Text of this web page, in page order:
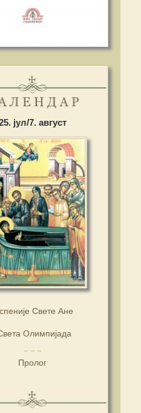
јул/7. август
Свете Ане
Олимпијада
Пролог